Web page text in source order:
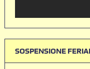
SOSPENSIONE